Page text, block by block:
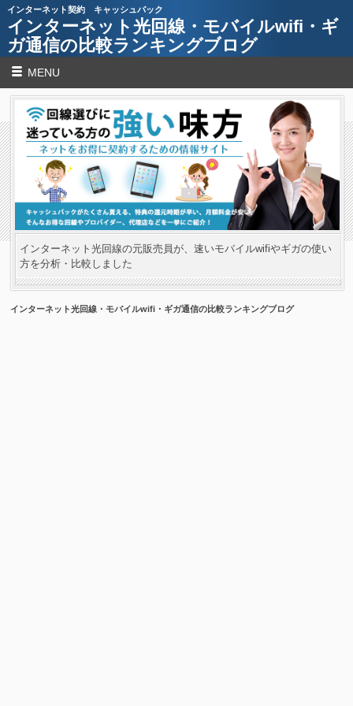
インターネット契約 キャッシュバック
インターネット光回線・モバイルwifi・ギ
ガ通信の比較ランキングブログ
MENU
インターネット光回線の元販売員が、速いモバイルwifiやギガの使い
方を分析・比較しました
インターネット光回線・モバイルwifi・ギガ通信の比較ランキングブログ